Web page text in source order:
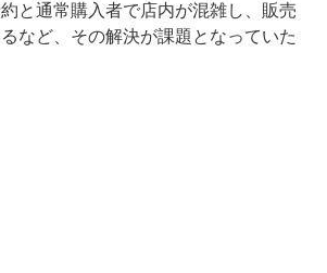
と通常購入者で店内が混雑し、販売
など、その解決が課題となっていた